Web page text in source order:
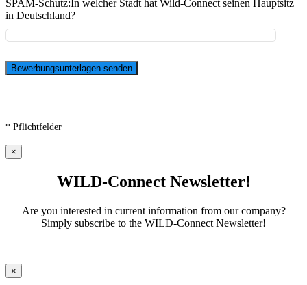
SPAM-Schutz:In welcher Stadt hat Wild-Connect seinen Hauptsitz
in Deutschland?
* Pflichtfelder
×
WILD-Connect Newsletter!
Are you interested in current information from our company?
Simply subscribe to the WILD-Connect Newsletter!
×